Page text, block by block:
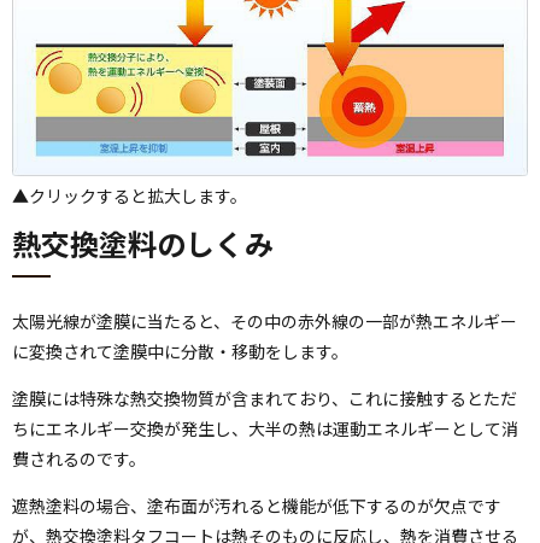
▲クリックすると拡大します。
熱交換塗料のしくみ
太陽光線が塗膜に当たると、その中の赤外線の一部が熱エネルギー
に変換されて塗膜中に分散・移動をします。
塗膜には特殊な熱交換物質が含まれており、これに接触するとただ
ちにエネルギー交換が発生し、大半の熱は運動エネルギーとして消
費されるのです。
遮熱塗料の場合、塗布面が汚れると機能が低下するのが欠点です
が、熱交換塗料タフコートは熱そのものに反応し、熱を消費させる